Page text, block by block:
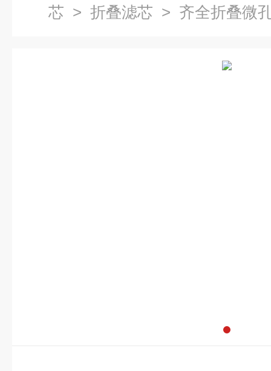
芯 > 折叠滤芯 > 齐全折叠微